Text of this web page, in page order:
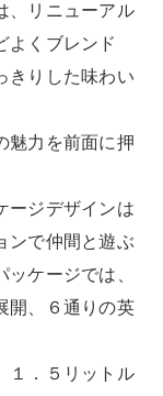
、リニューアル
よくブレンド
きりした味わい
魅力を前面に押
ージデザインは
ンで仲間と遊ぶ
ッケージでは、
開、６通りの英
１．５リットル